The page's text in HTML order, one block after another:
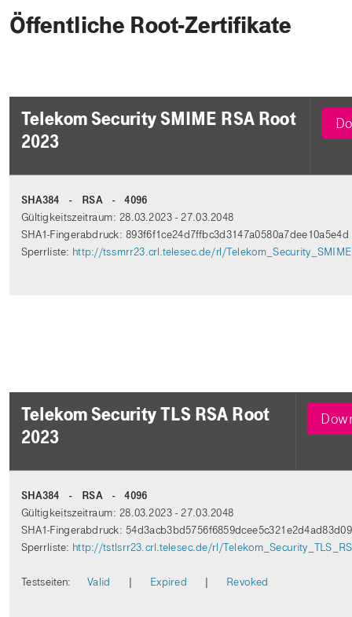
Öffentliche Root-Zertifikate
Telekom Security SMIME RSA Root
2023
SHA384 - RSA - 4096
Gültigkeitszeitraum: 28.03.2023 - 27.03.2048
SHA1-Fingerabdruck: 893f6f1ce24d7ffbc3d3147a0580a7dee10a5e4d
Sperrliste: http://tssmrr23.crl.telesec.de/rl/
Telekom Security TLS RSA Root
2023
SHA384 - RSA - 4096
Gültigkeitszeitraum: 28.03.2023 - 27.03.2048
SHA1-Fingerabdruck:
Sperrliste: http://tstlsrr23.crl.telesec.de/rl/
Testseiten: Valid | Expired | Revoked